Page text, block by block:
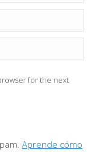
for the next
Aprende cómo